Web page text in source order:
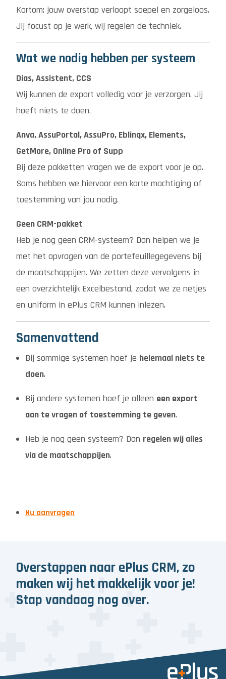
Kortom: jouw overstap verloopt soepel en zorgeloos.
Jij focust op je werk, wij regelen de techniek.
Wat we nodig hebben per systeem
Dias, Assistent, CCS
Wij kunnen de export volledig voor je verzorgen. Jij
hoeft niets te doen.
Anva,AssuPortal,AssuPro, Eblinqx, Elements,
GetMore, Online Pro of Supp
Bij deze pakketten vragen we de export voor je op.
Soms hebben we hiervoor een korte machtiging of
toestemming van jou nodig.
Geen CRM-pakket
Heb je nog geen CRM-systeem? Dan helpen we je
met het opvragen van de portefeuillegegevens bij
de maatschappijen. We zetten deze vervolgens in
een overzichtelijk Excelbestand, zodat we ze netjes
en uniform in ePlus CRM kunnen inlezen.
Samenvattend
Bij sommige systemen hoef je helemaal niets te
doen.
Bij andere systemen hoef je alleen een export
aan te vragen of toestemming te geven.
Heb je nog geen systeem? Dan regelen wij alles
via de maatschappijen.
Nu aanvragen
Overstappen naar ePlus CRM, zo
maken wij het makkelijk voor je!
Stap vandaag nog over.